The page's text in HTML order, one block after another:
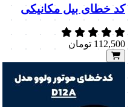
کد خطای بیل مکانیکی
112,500 تومان